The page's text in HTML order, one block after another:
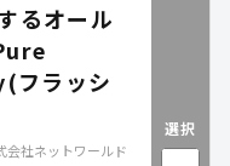
るオール
ラッシ
会社ネットワールド
選択